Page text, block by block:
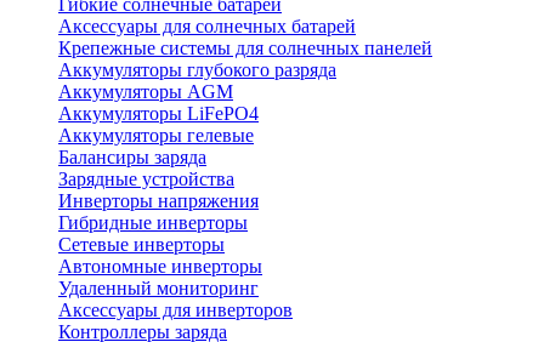
Гибкие солнечные батареи
Аксессуары для солнечных батарей
Крепежные системы для солнечных панелей
Аккумуляторы глубокого разряда
Аккумуляторы AGM
Аккумуляторы LiFePO4
Аккумуляторы гелевые
Балансиры заряда
Зарядные устройства
Инверторы напряжения
Гибридные инверторы
Сетевые инверторы
Автономные инверторы
Удаленный мониторинг
Аксессуары для инверторов
Контроллеры заряда